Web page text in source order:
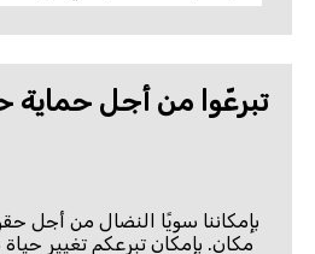
تبرعّوا من أجل حماية
بإمكاننا سويًا النضال من أجل
مكان. بإمكان تبرعكم تغيير